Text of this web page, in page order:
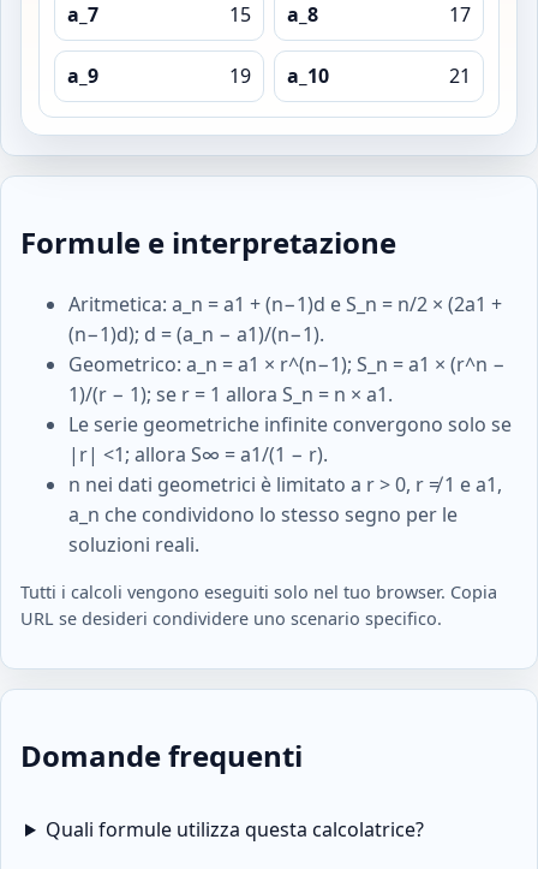
a_7 15 a_8 17
a_9 19 a_10 21
Successione: Arithmetic sequence / Sum S_n Dati:
Formule e interpretazione
Aritmetica: a_n = a1 + (n−1)d e S_n = n/2 × (2a1 +
(n−1)d); d = (a_n − a1)/(n−1).
Geometrico: a_n = a1 × r^(n−1); S_n = a1 × (r^n −
1)/(r − 1); se r = 1 allora S_n = n × a1.
Le serie geometriche infinite convergono solo se
|r| <1; allora S∞ = a1/(1 − r).
n nei dati geometrici è limitato a r > 0, r ≠ 1 e a1,
a_n che condividono lo stesso segno per le
soluzioni reali.
Tutti i calcoli vengono eseguiti solo nel tuo browser. Copia
URL se desideri condividere uno scenario specifico.
Domande frequenti
Quali formule utilizza questa calcolatrice?